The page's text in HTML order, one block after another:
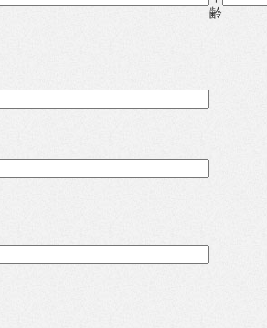
齢